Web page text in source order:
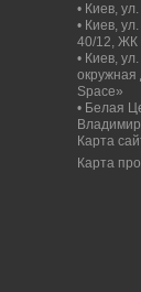
• Киев,
• Киев,
40/12, ЖК
• Киев,
окружная
Space»
• Белая
Карта
Карта